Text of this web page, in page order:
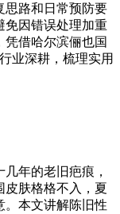
思路和日常预防要
免因错误处理加重
凭借哈尔滨俪也国
业深耕，梳理实用
年的老旧疤痕，
皮肤格格不入，夏
。本文讲解陈旧性